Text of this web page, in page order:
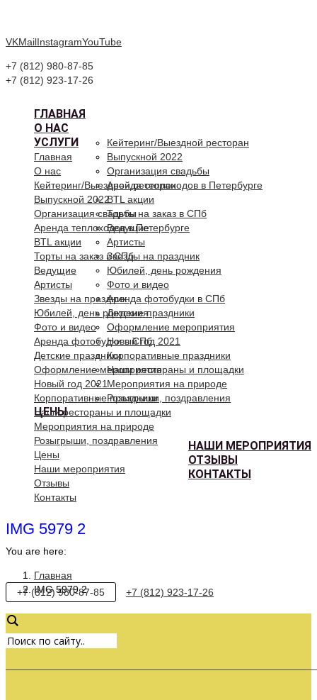
VKMailInstagramYouTube
+7 (812) 980-87-85
+7 (812) 923-17-26
ГЛАВНАЯ
О НАС
УСЛУГИ
Кейтеринг/Выездной ресторан
Выпускной 2022
Организация свадьбы
Аренда теплоходов в Петербурге
BTL акции
Торты на заказ в СПб
Ведущие
Артисты
Звезды на праздник
Юбилей, день рождения
Фото и видео
Аренда фотобудки в СПб
Детские праздники
Оформление мероприятия
Новый год 2021
Корпоративные праздники
Наши рестораны и площадки
Мероприятия на природе
Розыгрыши, поздравления
ЦЕНЫ
НАШИ МЕРОПРИЯТИЯ
ОТЗЫВЫ
КОНТАКТЫ
Главная
О нас
Кейтеринг/Выездной ресторан
Выпускной 2022
Организация свадьбы
Аренда теплоходов в Петербурге
BTL акции
Торты на заказ в СПб
Ведущие
Артисты
Звезды на праздник
Юбилей, день рождения
Фото и видео
Аренда фотобудки в СПб
Детские праздники
Оформление мероприятия
Новый год 2021
Корпоративные праздники
Наши рестораны и площадки
Мероприятия на природе
Розыгрыши, поздравления
Цены
Наши мероприятия
Отзывы
Контакты
IMG 5979 2
You are here:
Главная
IMG 5979 2
+7 (812) 980-87-85 +7 (812) 923-17-26